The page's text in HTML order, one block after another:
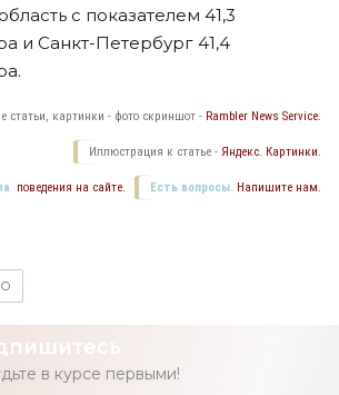
с показателем 41,3
и Санкт-Петербург 41,4
статьи, картинки - фото скриншот - Rambler News Service.
Иллюстрация к статье - Яндекс. Картинки.
Есть вопросы. Напишите нам.
поведения на сайте.
в курсе первыми!